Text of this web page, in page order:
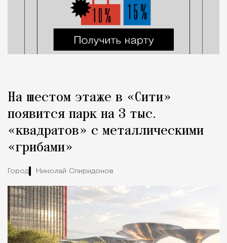
На шестом этаже в «Сити»
появится парк на 3 тыс.
«квадратов» с металлическими
«грибами»
Город Николай Спиридонов